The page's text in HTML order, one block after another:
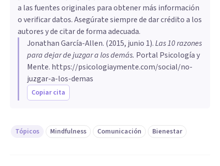
a las fuentes originales para obtener más información
o verificar datos. Asegúrate siempre de dar crédito a los
autores y de citar de forma adecuada.
Jonathan García-Allen. (2015, junio 1).Las 10 razones
para dejar de juzgar a los demás. Portal Psicología y
Mente. https://psicologiaymente.com/social/no-
juzgar-a-los-demas
Copiar cita
Tópicos Mindfulness Comunicación Bienestar